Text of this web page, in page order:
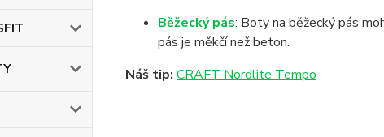
Běžecký pás: Boty na běžecký pás
pás je měkčí než beton.
Náš tip: CRAFT Nordlite Tempo